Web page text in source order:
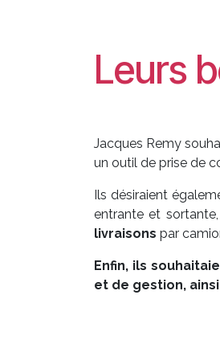
Leurs
Jacques Remy
un outil de prise de
Ils désiraient
entrante et
livraisons par
Enfin, ils
et de gestion,